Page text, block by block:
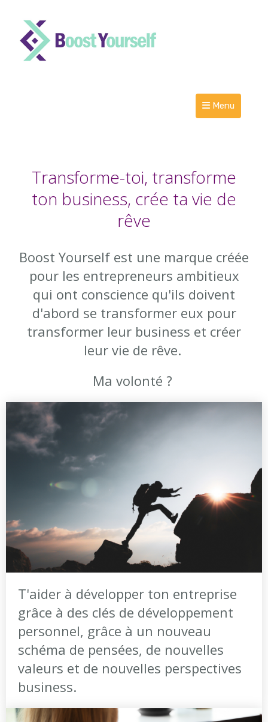
Menu
Transforme-toi, transforme
ton business, crée ta vie de
rêve
Boost Yourself est une marque créée
pour les entrepreneurs ambitieux
qui ont conscience qu'ils doivent
d'abord se transformer eux pour
transformer leur business et créer
leur vie de rêve.
Ma volonté ?
T'aider à développer ton entreprise
grâce à des clés de développement
personnel, grâce à un nouveau
schéma de pensées, de nouvelles
valeurs et de nouvelles perspectives
business.